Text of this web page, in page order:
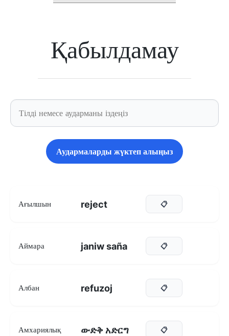
Қабылдамау
Аудармаларды жүктеп алыңыз
Ағылшын reject 📋
Аймара janiw saña 📋
Албан refuzoj 📋
Амхариялық ውድቅ አድርግ 📋